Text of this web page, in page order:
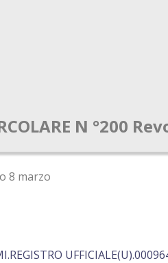
N °200
8 marzo